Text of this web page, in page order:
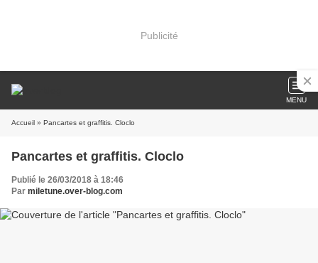
Publicité
MENU
Accueil » Pancartes et graffitis. Cloclo
Pancartes et graffitis. Cloclo
Publié le 26/03/2018 à 18:46
Par miletune.over-blog.com